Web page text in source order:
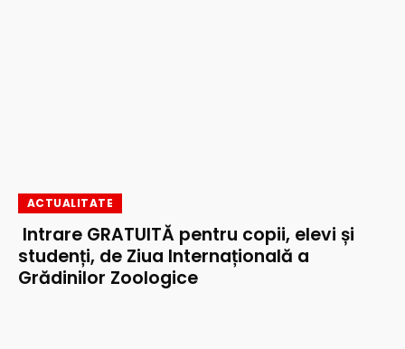
ACTUALITATE
Intrare GRATUITĂ pentru copii, elevi și
studenți, de Ziua Internațională a
Grădinilor Zoologice